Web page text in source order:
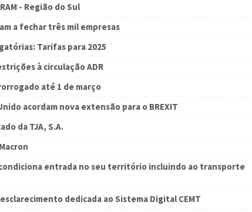
- Região do Sul
a fechar três mil empresas
Tarifas para 2025
à circulação ADR
até 1 de março
acordam nova extensão para o BREXIT
da TJA, S.A.
entrada no seu território incluindo ao transporte
dedicada ao Sistema Digital CEMT